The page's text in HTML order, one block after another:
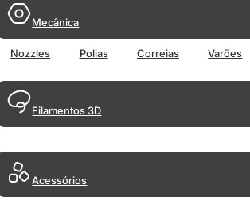
Mecânica
Nozzles Polias Correias Varões
Filamentos 3D
Acessórios